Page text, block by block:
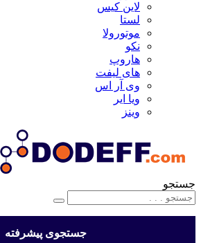
لاین کیس
لستا
موتورولا
نکو
هاروپ
های لیفت
وی آر اس
ویا ایر
وینز
جستجو
جستجوی پیشرفته